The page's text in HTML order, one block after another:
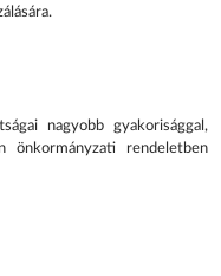
nagyobb gyakorisággal,
önkormányzati rendeletben